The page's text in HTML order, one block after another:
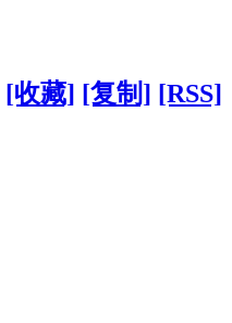
[收藏] [复制] [RSS]